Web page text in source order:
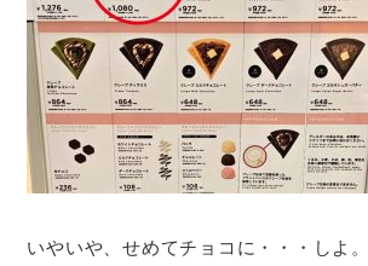
いやいや、せめてチョコに・・・しよ。